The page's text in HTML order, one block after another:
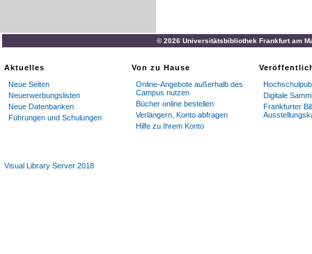
© 2026 Universitätsbibliothek Frankfurt am
Aktuelles
Neue Seiten
Neuerwerbungslisten
Neue Datenbanken
Führungen und Schulungen
Von zu Hause
Online-Angebote außerhalb des
Campus nutzen
Bücher online bestellen
Verlängern, Konto abfragen
Hilfe zu Ihrem Konto
Digitale
Frankfurter
Visual Library Server 2018